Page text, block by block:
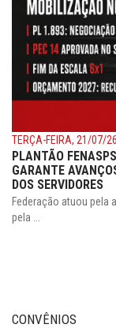
TERÇA-FEIRA, 21/07/26
PLANTÃO
GARANTE
DOS SERVIDORES
Federação atuou pela
pela ...
CONVÊNIOS